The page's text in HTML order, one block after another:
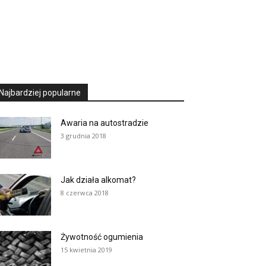
popularne
Awaria na autostradzie
3 grudnia 2018
Jak działa alkomat?
8 czerwca 2018
Żywotność ogumienia
15 kwietnia 2019